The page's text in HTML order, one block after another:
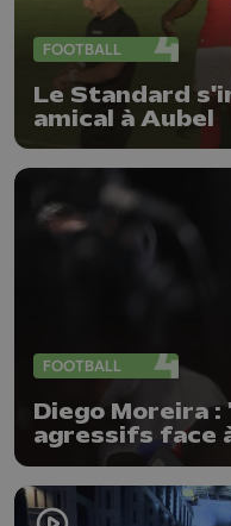
FOOTBALL
Le Standard
amical à Aubel
FOOTBALL
Diego Moreira
agressifs face